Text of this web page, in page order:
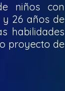
niños con
y 26 años de
habilidades
proyecto de